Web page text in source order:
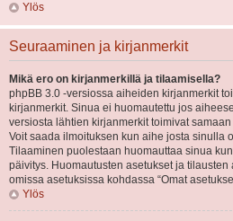
Ylös
Seuraaminen ja kirjanmerkit
Mikä ero on kirjanmerkillä ja tilaamisella?
phpBB 3.0 -versiossa aiheiden kirjanmerkit
kirjanmerkit. Sinua ei huomautettu jos
versiosta lähtien kirjanmerkit toimivat
Voit saada ilmoituksen kun aihe josta sinulla
Tilaaminen puolestaan huomauttaa sinua
päivitys. Huomautusten asetukset ja
omissa asetuksissa kohdassa “Omat
Ylös